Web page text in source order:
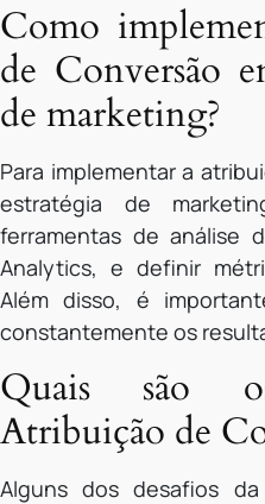
Como
de Conversão
de marketing?
Para implementar a
estratégia de
ferramentas de análise
Analytics, e definir
Além disso, é
constantemente os
Quais são
Atribuição de
Alguns dos desafios